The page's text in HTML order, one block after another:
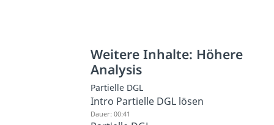
Weitere Inhalte: Höhere
Analysis
Partielle DGL
Intro Partielle DGL lösen
Dauer: 00:41